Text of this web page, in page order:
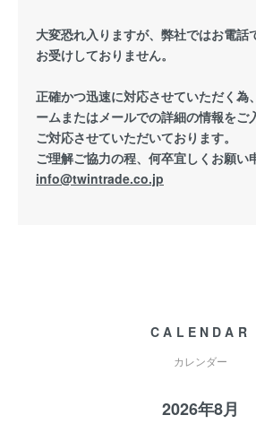
大変恐れ入りますが、弊社ではお電話
お受けしておりません。
正確かつ迅速に対応させていただく為
ームまたはメールでの詳細の情報をご
ご対応させていただいております。
ご理解ご協力の程、何卒宜しくお願い
info@twintrade.co.jp
CALENDAR
カレンダー
2026年8月